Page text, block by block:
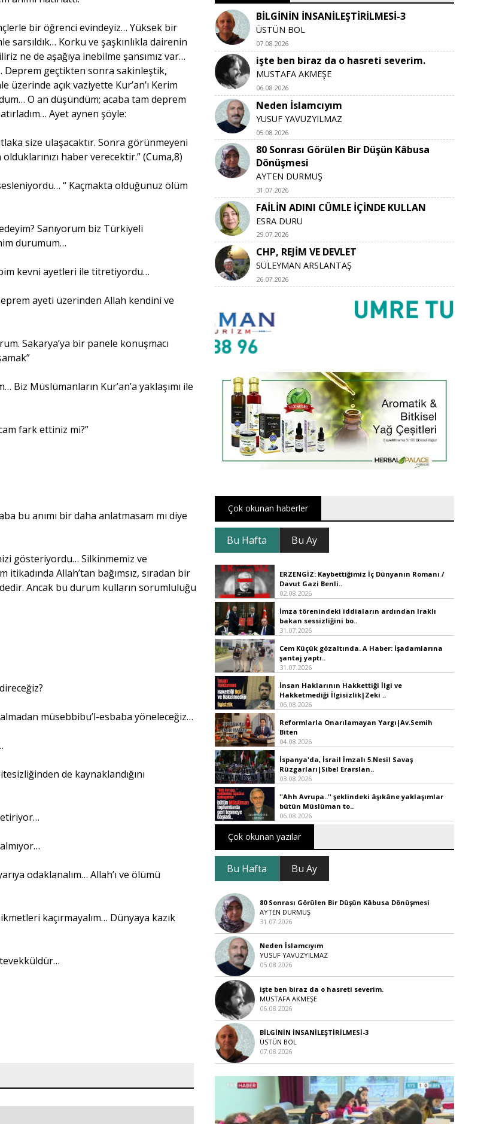
bir öğrenci evindeyiz… Yüksek bir
sarsıldık… Korku ve şaşkınlıkla dairenin
ne de aşağıya inebilme şansımız var…
Deprem geçtikten sonra sakinleştik,
açık vaziyette Kur’an’ı Kerim
O an düşündüm; acaba tam deprem
Ayet aynen şöyle:
size ulaşacaktır. Sonra görünmeyeni
haber verecektir.” (Cuma,8)
“ Kaçmakta olduğunuz ölüm
Sanıyorum biz Türkiyeli
durumum…
kevni ayetleri ile titretiyordu…
ayeti üzerinden Allah kendini ve
Sakarya’ya bir panele konuşmacı
Biz Müslümanların Kur’an’a yaklaşımı ile
fark ettiniz mi?”
bu anımı bir daha anlatmasam mı diye
gösteriyordu… Silkinmemiz ve
Allah’tan bağımsız, sıradan bir
Ancak bu durum kulların sorumluluğu
müsebbibu’l-esbaba yöneleceğiz…
de kaynaklandığını
odaklanalım… Allah’ı ve ölümü
kaçırmayalım… Dünyaya kazık
BİLGİNİN İNSANİLEŞTİRİLMESİ-3
ÜSTÜN BOL
07.08.2026
işte ben biraz da o hasreti severim.
MUSTAFA AKMEŞE
06.08.2026
Neden İslamcıyım
YUSUF YAVUZYILMAZ
05.08.2026
80 Sonrası Görülen Bir Düşün Kâbusa
Dönüşmesi
AYTEN DURMUŞ
31.07.2026
FAİLİN ADINI CÜMLE İÇİNDE KULLAN
ESRA DURU
29.07.2026
CHP, REJİM VE DEVLET
SÜLEYMAN ARSLANTAŞ
26.07.2026
Çok okunan haberler
Bu Hafta Bu Ay
ERZENGİZ: Kaybettiğimiz İç Dünyanın Romanı /
Davut Gazi Benli..
02.08.2026
İmza törenindeki iddiaların ardından Iraklı
bakan sessizliğini bo..
31.07.2026
Cem Küçük gözaltında. A Haber: İşadamlarına
şantaj yaptı..
31.07.2026
İnsan Haklarının Hakkettiği İlgi ve
Hakketmediği İlgisizlik|Zeki ..
06.08.2026
Reformlarla Onarılamayan Yargı|Av.Semih
Biten
04.08.2026
İspanya'da, İsrail İmzalı 5.Nesil Savaş
Rüzgarları|Sibel Erarslan..
03.08.2026
''Ahh Avrupa..'' şeklindeki âşıkâne yaklaşımlar
bütün Müslüman to..
06.08.2026
Çok okunan yazılar
Bu Hafta Bu Ay
80 Sonrası Görülen Bir Düşün Kâbusa Dönüşmesi
AYTEN DURMUŞ
31.07.2026
Neden İslamcıyım
YUSUF YAVUZYILMAZ
05.08.2026
işte ben biraz da o hasreti severim.
MUSTAFA AKMEŞE
06.08.2026
BİLGİNİN İNSANİLEŞTİRİLMESİ-3
ÜSTÜN BOL
07.08.2026